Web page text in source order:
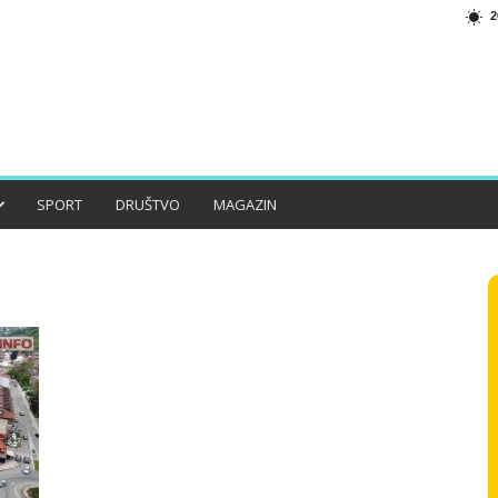
SPORT DRUŠTVO MAGAZIN